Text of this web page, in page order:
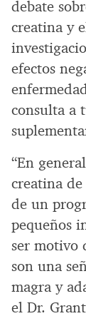
debate
creatina y
efectos
consulta a
“En
creatina de
de un
pequeños
ser motivo
son una
magra y
el Dr.